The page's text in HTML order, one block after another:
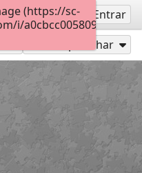
Inscreva-se Entrar
Compartilhar
(https://sc-
i/